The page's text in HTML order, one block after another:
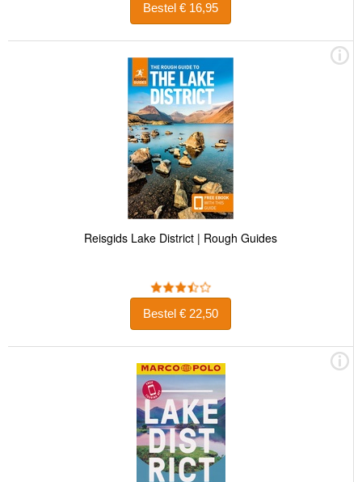
Bestel € 16,95
Reisgids Lake District | Rough Guides
Bestel € 22,50